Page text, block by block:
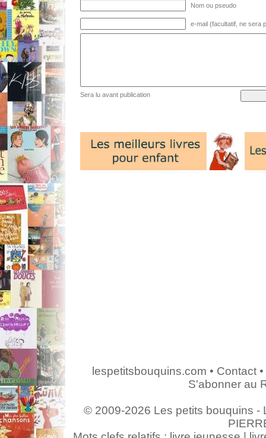
Nom ou pseudo
e-mail (facultatif, ne sera
Sera lu avant publication
lespetitsbouquins.com • Contact•
S'abonner au
© 2009-2026 Les petits bouquins -